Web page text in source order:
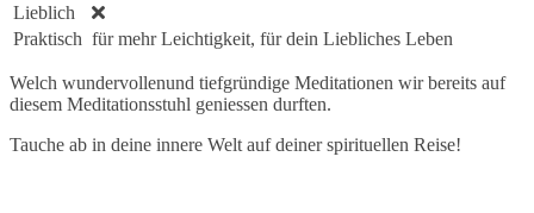
Lieblich
Praktisch für mehr Leichtigkeit, für dein Liebliches Leben
Welch wundervollenund tiefgründige Meditationen wir bereits auf
diesem Meditationsstuhl geniessen durften.
Tauche ab in deine innere Welt auf deiner spirituellen Reise!